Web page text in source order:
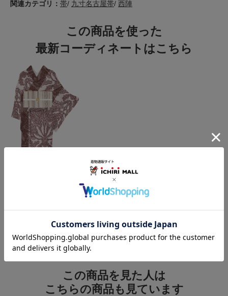
関連カテゴリ： 帯/ 九寸名古屋帯/ 西陣
この商品を使った
最新コーディネートはこちら
この商品をコーデする
すべてのコーディネートを見る
この商品を見た人は
こちらの商品も見ています